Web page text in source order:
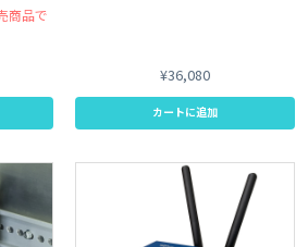
商品で
¥36,080
カートに追加